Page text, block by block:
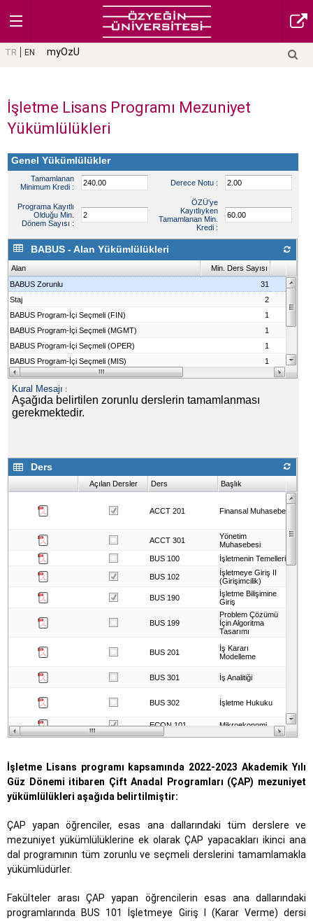
TR EN myOzU
İşletme Lisans Programı Mezuniyet
Yükümlülükleri
İşletme Lisans programı kapsamında 2022-2023 Akademik Yılı
Güz Dönemi itibaren Çift Anadal Programları (ÇAP) mezuniyet
yükümlülükleri aşağıda belirtilmiştir:
ÇAP yapan öğrenciler, esas ana dallarındaki tüm derslere ve
mezuniyet yükümlülüklerine ek olarak ÇAP yapacakları ikinci ana
dal programının tüm zorunlu ve seçmeli derslerini tamamlamakla
yükümlüdürler.
Fakülteler arası ÇAP yapan öğrencilerin esas ana dallarındaki
programlarında BUS 101 İşletmeye Giriş I (Karar Verme) dersi